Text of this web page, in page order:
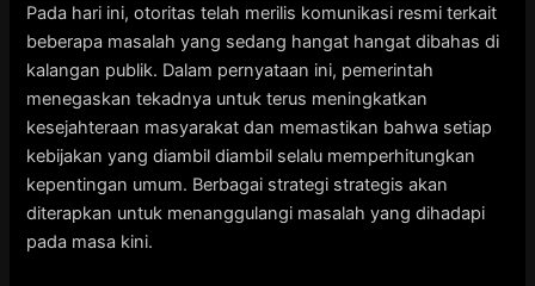
Pada hari ini, otoritas telah merilis komunikasi resmi terkait
beberapa masalah yang sedang hangat hangat dibahas di
kalangan publik. Dalam pernyataan ini, pemerintah
menegaskan tekadnya untuk terus meningkatkan
kesejahteraan masyarakat dan memastikan bahwa setiap
kebijakan yang diambil diambil selalu memperhitungkan
kepentingan umum. Berbagai strategi strategis akan
diterapkan untuk menanggulangi masalah yang dihadapi
pada masa kini.